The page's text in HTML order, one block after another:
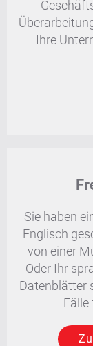
Ihre
Sie haben
Englisch
von einer
Oder Ihr
Datenblätter